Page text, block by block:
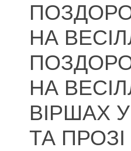
НА
НА
ВІРШАХ
ТА ПРОЗІ